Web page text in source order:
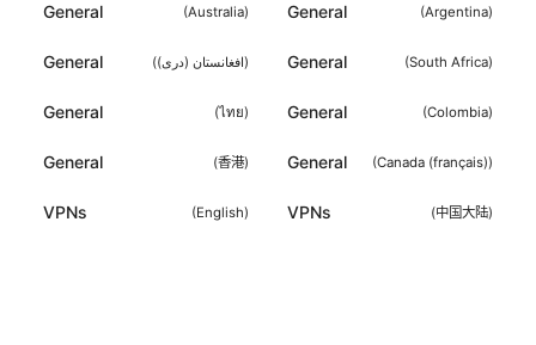
General (Australia) General (Argentina)
General (افغانستان (دری)) General (South Africa)
General (ไทย) General (Colombia)
General (香港) General (Canada (français))
VPNs (English) VPNs (中国大陆)